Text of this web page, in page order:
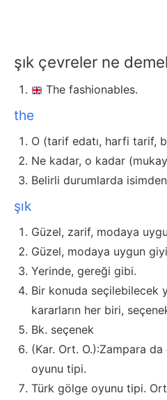
şık çevreler ne
The fashionables.
the
O (tarif edatı, harfi tarif,
Ne kadar, o kadar
Belirli durumlarda
şık
Güzel, zarif, modaya
Güzel, modaya uygun
Yerinde, gereği gibi.
Bir konuda seçilebilecek
kararların her biri,
Bk. seçenek
(Kar. Ort. O.):Zampara
oyunu tipi.
Türk gölge oyunu tipi.